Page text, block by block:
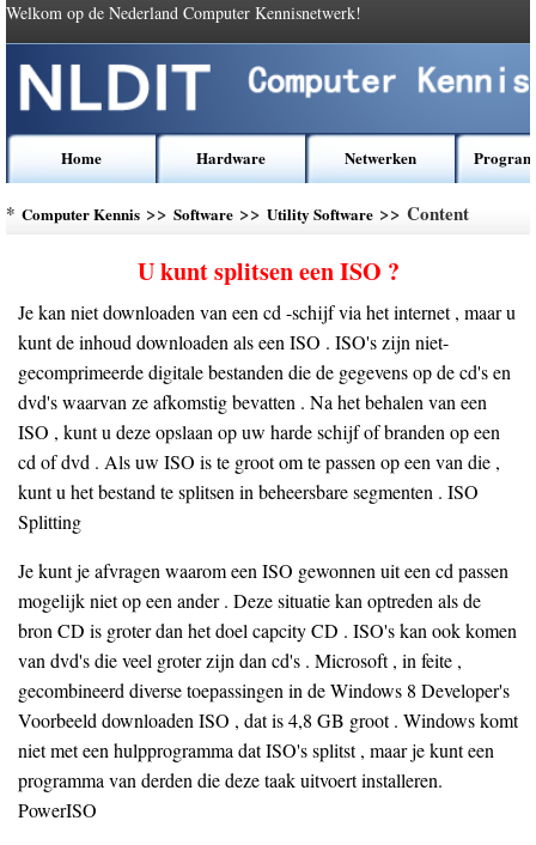
Welkom op de Nederland Computer Kennisnetwerk!
Home Hardware Netwerken
* Computer Kennis >> Software >> Utility Software >> Content
U kunt splitsen een ISO ?
Je kan niet downloaden van een cd -schijf via het internet , maar u
kunt de inhoud downloaden als een ISO . ISO's zijn niet-
gecomprimeerde digitale bestanden die de gegevens op de cd's en
dvd's waarvan ze afkomstig bevatten . Na het behalen van een
ISO , kunt u deze opslaan op uw harde schijf of branden op een
cd of dvd . Als uw ISO is te groot om te passen op een van die ,
kunt u het bestand te splitsen in beheersbare segmenten . ISO
Splitting
Je kunt je afvragen waarom een ​​ISO gewonnen uit een cd passen
mogelijk niet op een ander . Deze situatie kan optreden als de
bron CD is groter dan het doel capcity CD . ISO's kan ook komen
van dvd's die veel groter zijn dan cd's . Microsoft , in feite ,
gecombineerd diverse toepassingen in de Windows 8 Developer's
Voorbeeld downloaden ISO , dat is 4,8 GB groot . Windows komt
niet met een hulpprogramma dat ISO's splitst , maar je kunt een
programma van derden die deze taak uitvoert installeren.
PowerISO